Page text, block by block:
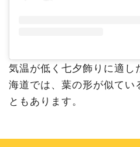
気温が低く七夕飾りに適し
海道では、葉の形が似てい
ともあります。